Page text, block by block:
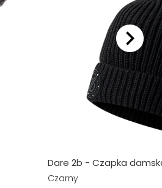
Dare 2b - Czapka
Czarny